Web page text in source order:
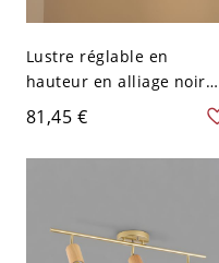
Lustre réglable en
hauteur en alliage noir
minuit rustique, 3, 110V-
120V, Design 1
81,45 €